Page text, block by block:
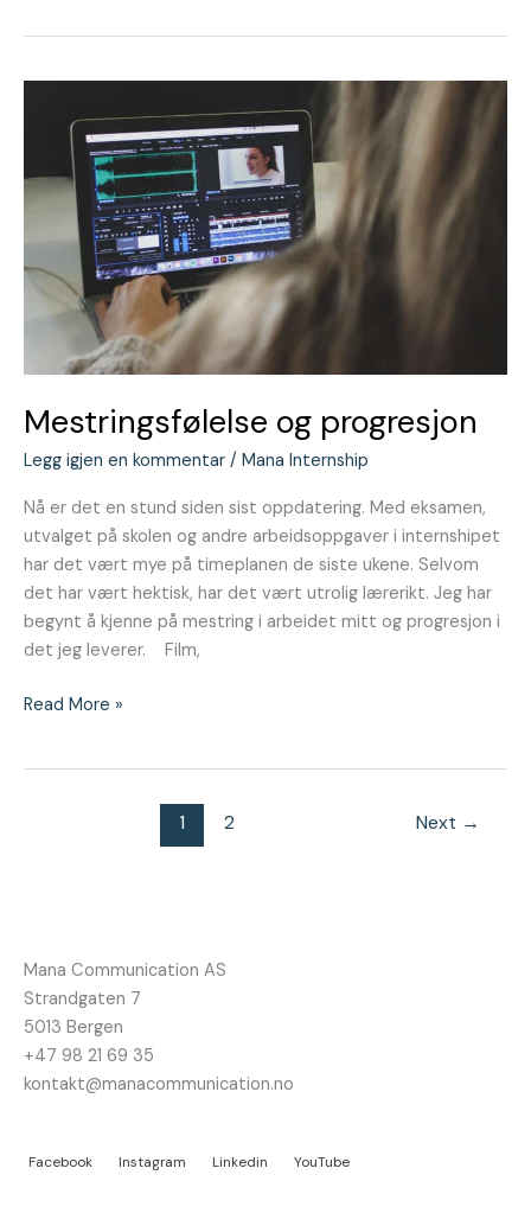
Mestringsfølelse og progresjon
Legg igjen en kommentar / Mana Internship
Nå er det en stund siden sist oppdatering. Med eksamen,
utvalget på skolen og andre arbeidsoppgaver i internshipet
har det vært mye på timeplanen de siste ukene. Selvom
det har vært hektisk, har det vært utrolig lærerikt. Jeg har
begynt å kjenne på mestring i arbeidet mitt og progresjon i
det jeg leverer. Film,
progresjon
Read More »
1 2 Next →
Mana Communication AS
Strandgaten 7
5013 Bergen
+47 98 21 69 35
kontakt@manacommunication.no
Facebook Instagram Linkedin YouTube